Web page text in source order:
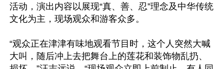
活动，演出内容以展现“真、善、忍”理念及中华传统
文化为主，现场观众和游客众多。
“观众正在津津有味地观看节目时，这个人突然大喊
大叫，随后冲上去把舞台上的莲花和装饰物乱扔、